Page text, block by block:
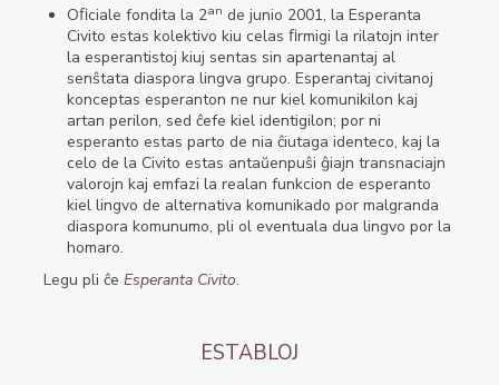
Oﬁciale fondita la 2an de junio 2001, la Esperanta
Civito estas kolektivo kiu celas ﬁrmigi la rilatojn inter
la esperantistoj kiuj sentas sin apartenantaj al
senŝtata diaspora lingva grupo. Esperantaj civitanoj
konceptas esperanton ne nur kiel komunikilon kaj
artan perilon, sed ĉefe kiel identigilon; por ni
esperanto estas parto de nia ĉiutaga identeco, kaj la
celo de la Civito estas antaŭenpuŝi ĝiajn transnaciajn
valorojn kaj emfazi la realan funkcion de esperanto
kiel lingvo de alternativa komunikado por malgranda
diaspora komunumo, pli ol eventuala dua lingvo por la
homaro.
Legu pli ĉe Esperanta Civito.
ESTABLOJ